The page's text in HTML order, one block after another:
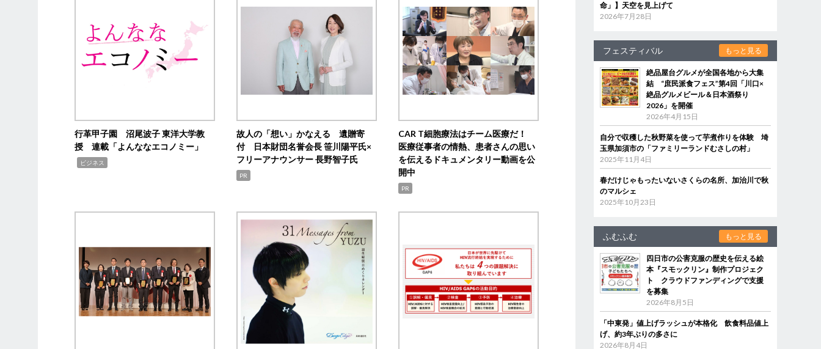
行革甲子園 沼尾波子 東洋大学教
授 連載「よんななエコノミー」
ビジネス
故人の「想い」かなえる 遺贈寄
付 日本財団名誉会長 笹川陽平氏×
フリーアナウンサー 長野智子氏
PR
CAR T細胞療法はチーム医療だ！
医療従事者の情熱、患者さんの思い
を伝えるドキュメンタリー動画を公
開中
PR
命」】天空を見上げて
2026年7月28日
フェスティバル もっと見る
絶品屋台グルメが全国各地から大集
結 “庶民派食フェス”第4回「川口×
絶品グルメビール＆日本酒祭り
2026」を開催
2026年4月15日
自分で収穫した秋野菜を使って芋煮作りを体験 埼
玉県加須市の「ファミリーランドむさしの村」
2025年11月4日
春だけじゃもったいないさくらの名所、加治川で秋
のマルシェ
2025年10月23日
ふむふむ もっと見る
四日市の公害克服の歴史を伝える絵
本『スモックリン』制作プロジェク
ト クラウドファンディングで支援
を募集
2026年8月5日
「中東発」値上げラッシュが本格化 飲食料品値上
げ、約3年ぶりの多さに
2026年8月4日